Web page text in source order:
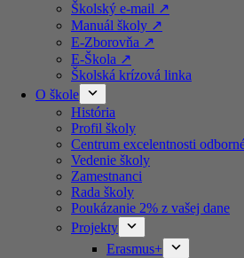
Školský e-mail ↗️
Manuál školy ↗️
E-Zborovňa ↗️
E-Škola ↗️
Školská krízová linka
O škole
História
Profil školy
Centrum excelentnosti
Vedenie školy
Zamestnanci
Rada školy
Poukázanie 2% z vašej dane
Projekty
Erasmus+